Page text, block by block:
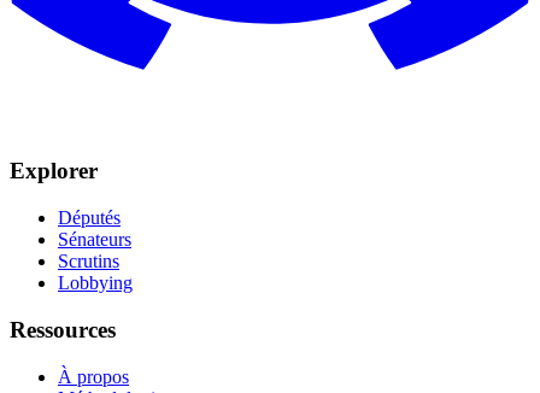
Explorer
Députés
Sénateurs
Scrutins
Lobbying
Ressources
À propos